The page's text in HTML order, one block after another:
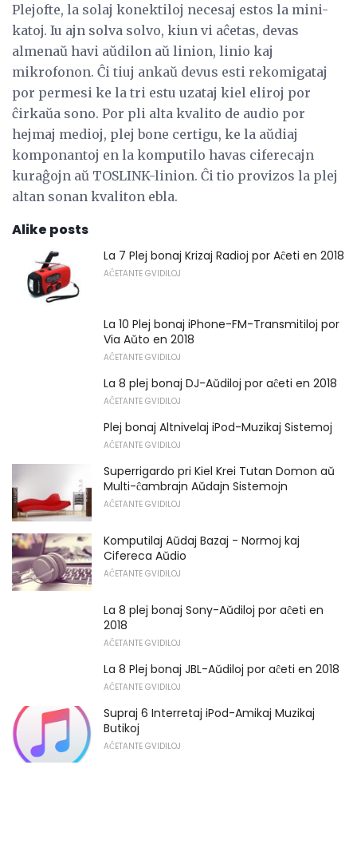
Plejofte, la solaj konektiloj necesaj estos la mini-
katoj. Iu ajn solva solvo, kiun vi aĉetas, devas
almenaŭ havi aŭdilon aŭ linion, linio kaj
mikrofonon. Ĉi tiuj ankaŭ devus esti rekomigataj
por permesi ke la tri estu uzataj kiel eliroj por
ĉirkaŭa sono. Por pli alta kvalito de audio por
hejmaj medioj, plej bone certigu, ke la aŭdiaj
komponantoj en la komputilo havas ciferecajn
kuraĝojn aŭ TOSLINK-linion. Ĉi tio provizos la plej
altan sonan kvaliton ebla.
Alike posts
La 7 Plej bonaj Krizaj Radioj por Aĉeti en 2018
AĈETANTE GVIDILOJ
La 10 Plej bonaj iPhone-FM-Transmitiloj por
Via Aŭto en 2018
AĈETANTE GVIDILOJ
La 8 plej bonaj DJ-Aŭdiloj por aĉeti en 2018
AĈETANTE GVIDILOJ
Plej bonaj Altnivelaj iPod-Muzikaj Sistemoj
AĈETANTE GVIDILOJ
Superrigardo pri Kiel Krei Tutan Domon aŭ
Multi-ĉambrajn Aŭdajn Sistemojn
AĈETANTE GVIDILOJ
Komputilaj Aŭdaj Bazaj - Normoj kaj
Cifereca Aŭdio
AĈETANTE GVIDILOJ
La 8 plej bonaj Sony-Aŭdiloj por aĉeti en
2018
AĈETANTE GVIDILOJ
La 8 Plej bonaj JBL-Aŭdiloj por aĉeti en 2018
AĈETANTE GVIDILOJ
Supraj 6 Interretaj iPod-Amikaj Muzikaj
Butikoj
AĈETANTE GVIDILOJ